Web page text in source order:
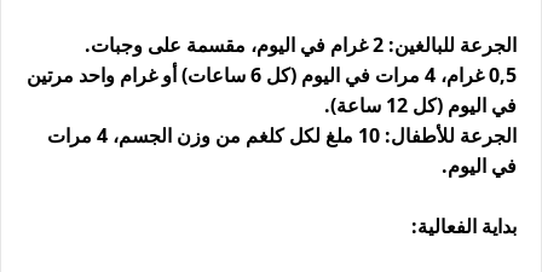
الجرعة للبالغين: 2 غرام في اليوم، مقسمة على وجبات.
0,5 غرام، 4 مرات في اليوم (كل 6 ساعات) أو غرام واحد مرتين
في اليوم (كل 12 ساعة).
الجرعة للأطفال: 10 ملغ لكل كلغم من وزن الجسم، 4 مرات
في اليوم.
بداية الفعالية: